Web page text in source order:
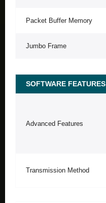
Packet Buffer Memory
Jumbo Frame
SOFTWARE FEATURES
Advanced Features
Transmission Method